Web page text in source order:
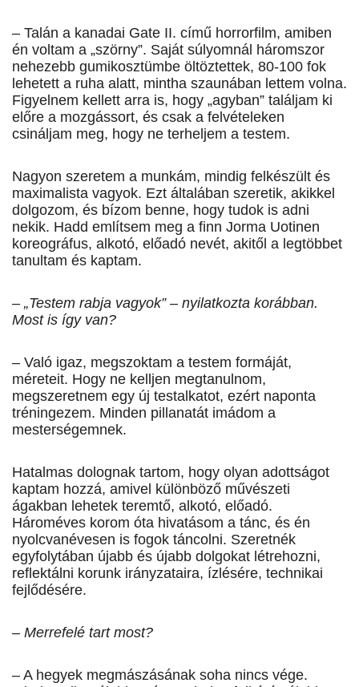
– Talán a kanadai Gate II. című horrorfilm, amiben
én voltam a „szörny”. Saját súlyomnál háromszor
nehezebb gumikosztümbe öltöztettek, 80-100 fok
lehetett a ruha alatt, mintha szaunában lettem volna.
Figyelnem kellett arra is, hogy „agyban” találjam ki
előre a mozgássort, és csak a felvételeken
csináljam meg, hogy ne terheljem a testem.
Nagyon szeretem a munkám, mindig felkészült és
maximalista vagyok. Ezt általában szeretik, akikkel
dolgozom, és bízom benne, hogy tudok is adni
nekik. Hadd említsem meg a finn Jorma Uotinen
koreográfus, alkotó, előadó nevét, akitől a legtöbbet
tanultam és kaptam.
– „Testem rabja vagyok” – nyilatkozta korábban.
Most is így van?
– Való igaz, megszoktam a testem formáját,
méreteit. Hogy ne kelljen megtanulnom,
megszeretnem egy új testalkatot, ezért naponta
tréningezem. Minden pillanatát imádom a
mesterségemnek.
Hatalmas dolognak tartom, hogy olyan adottságot
kaptam hozzá, amivel különböző művészeti
ágakban lehetek teremtő, alkotó, előadó.
Hároméves korom óta hivatásom a tánc, és én
nyolcvanévesen is fogok táncolni. Szeretnék
egyfolytában újabb és újabb dolgokat létrehozni,
reflektálni korunk irányzataira, ízlésére, technikai
fejlődésére.
– Merrefelé tart most?
– A hegyek megmászásának soha nincs vége.